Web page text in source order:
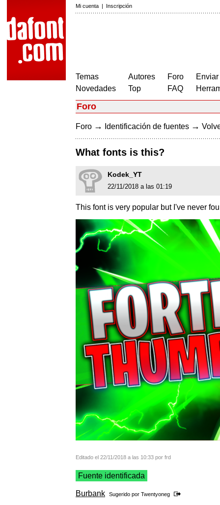
Mi cuenta | Inscripción
Temas
Novedades
Autores
Top
Foro
FAQ
Foro
Foro → Identificación de fuentes →
What fonts is this?
Kodek_YT
22/11/2018 a las 01:19
This font is very popular but I've never
Editado el 22/11/2018 a las 10:33 por frd
Fuente identificada
Burbank Sugerido por Twentyoneg